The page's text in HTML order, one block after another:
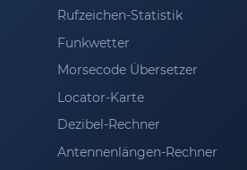
Rufzeichen-Statistik
Funkwetter
Morsecode Übersetzer
Locator-Karte
Dezibel-Rechner
Antennenlängen-Rechner